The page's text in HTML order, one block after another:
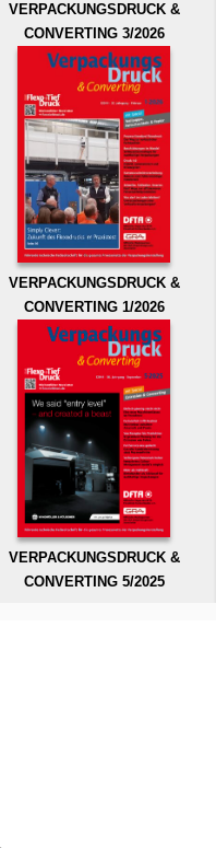
VERPACKUNGSDRUCK &
CONVERTING 3/2026
VERPACKUNGSDRUCK &
CONVERTING 1/2026
VERPACKUNGSDRUCK &
CONVERTING 5/2025